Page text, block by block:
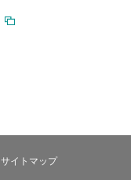
サイトマップ